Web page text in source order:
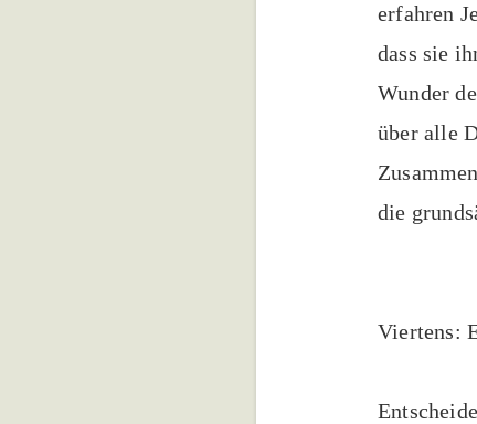
erfahren
dass sie
Wunder
über alle
die
Viertens: